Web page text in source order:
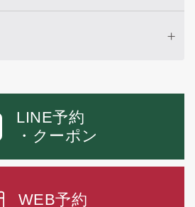
LINE予約
・クーポン
WEB予約